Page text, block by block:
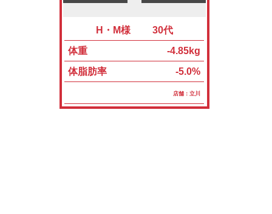
H・M様 30代
体重
-4.85kg
体脂肪率
-5.0%
店舗：立川